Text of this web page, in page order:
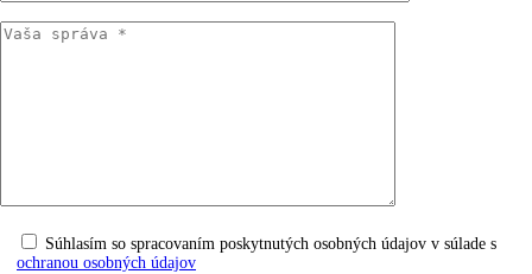
Súhlasím so spracovaním poskytnutých osobných údajov v súlade s
ochranou osobných údajov